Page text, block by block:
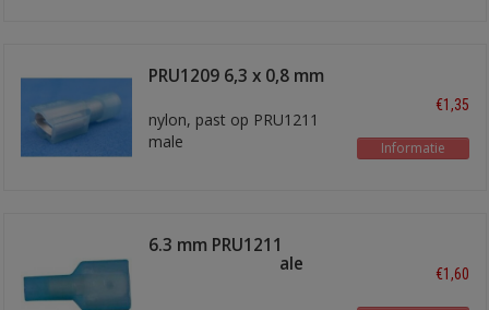
PRU1209 6,3 x 0,8 mm
nylon, past op PRU1211
male
€1,35
Informatie
6.3 mm PRU1211
schuifstekker male
€1,60